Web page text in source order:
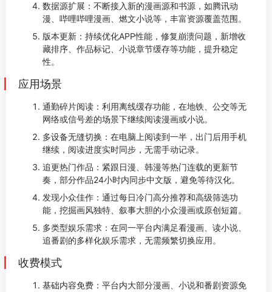
数据源扩展：不断接入新的漫画源和书源，如腾讯动
漫、哔哩哔哩漫画、燃文小说等，丰富资源覆盖范围。
版本更新：持续优化APP性能，修复崩溃问题，新增收
藏排序、作品标记、小说章节缓存等功能，提升稳定
性。
应用场景
通勤碎片阅读：利用离线缓存功能，在地铁、公交等无
网络或信号差的场景下继续阅读漫画或小说。
多设备无缝切换：在电脑上阅读到一半，出门后用手机
继续，阅读进度实时同步，无需手动记录。
追更热门作品：紧跟日漫、韩漫等热门连载的更新节
奏，部分作品24小时内同步中文版，避免等待汉化。
发现小众佳作：通过每日冷门高分推荐和高级筛选功
能，挖掘画风独特、叙事大胆的小众漫画或原创短篇。
多类型娱乐需求：在同一平台内满足看漫画、读小说、
追番剧的多样化娱乐需求，无需频繁切换应用。
收费模式
基础内容免费：平台内大部分漫画、小说和番剧资源免